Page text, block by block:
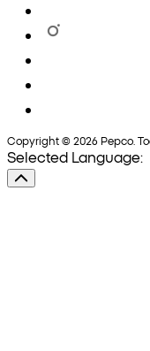
Copyright © 2026 Pepco.
Selected Language: